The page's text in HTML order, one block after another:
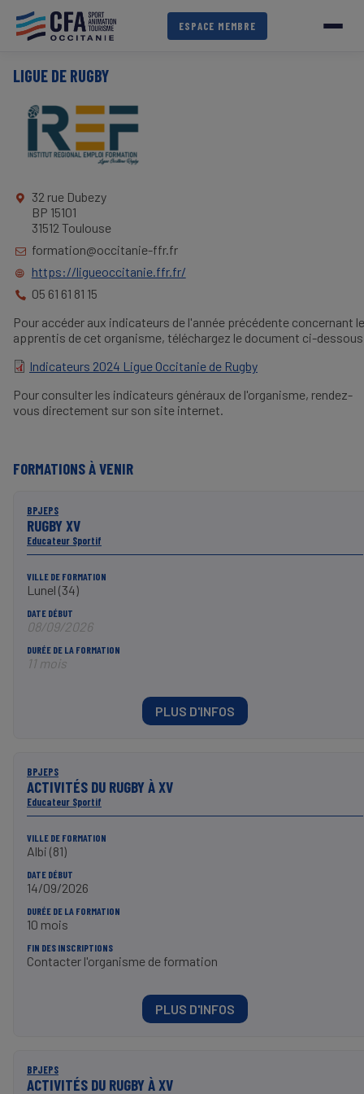
contenu
ESPACE MEMBRE
LIGUE DE RUGBY
32 rue Dubezy
BP 15101
31512 Toulouse
formation@occitanie-ffr.fr
https://ligueoccitanie.ffr.fr/
05 61 61 81 15
Pour accéder aux indicateurs de l'année précédente concernant
apprentis de cet organisme, téléchargez le document ci-
DOCUMENT
Indicateurs 2024 Ligue Occitanie de Rugby
Pour consulter les indicateurs généraux de l'organisme, rendez-
vous directement sur son site internet.
FORMATIONS À VENIR
BPJEPS
RUGBY XV
Educateur Sportif
VILLE DE FORMATION
Lunel (34)
DATE DÉBUT
08/09/2026
DURÉE DE LA FORMATION
11 mois
PLUS D'INFOS
BPJEPS
ACTIVITÉS DU RUGBY À XV
Educateur Sportif
VILLE DE FORMATION
Albi (81)
DATE DÉBUT
14/09/2026
DURÉE DE LA FORMATION
10 mois
FIN DES INSCRIPTIONS
Contacter l'organisme de formation
PLUS D'INFOS
BPJEPS
ACTIVITÉS DU RUGBY À XV